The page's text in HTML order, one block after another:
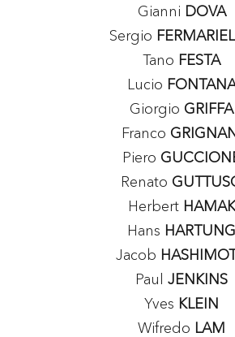
Gianni DOVA
Sergio
Tano FESTA
Lucio
Giorgio GRIFFA
Franco
Piero
Renato
Herbert HAMAK
Hans HARTUNG
Jacob
Paul JENKINS
Yves KLEIN
Wifredo LAM